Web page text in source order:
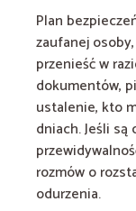
Plan
zaufanej
przenieść w
dokumentów,
ustalenie, kto
dniach. Jeśli
rozmów o
odurzenia.